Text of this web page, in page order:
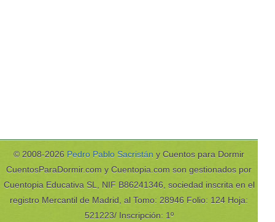
© 2008-2026 Pedro Pablo Sacristán y Cuentos para Dormir
CuentosParaDormir.com y Cuentopia.com son gestionados por
Cuentopia Educativa SL, NIF B86241346, sociedad inscrita en el
registro Mercantil de Madrid, al Tomo: 28946 Folio: 124 Hoja:
521223/ Inscripción: 1º